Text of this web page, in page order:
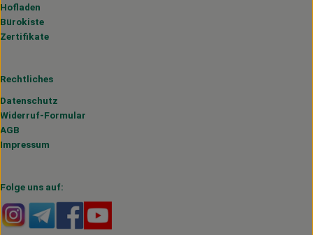
Hofladen
Bürokiste
Zertifikate
Rechtliches
Datenschutz
Widerruf-Formular
AGB
Impressum
Folge uns auf:
Externer Link zu https://www.instagram.com/
Externer Link zu https://t.me/s/hofmahlitzsch
Externer Link zu https://www.facebook.com/